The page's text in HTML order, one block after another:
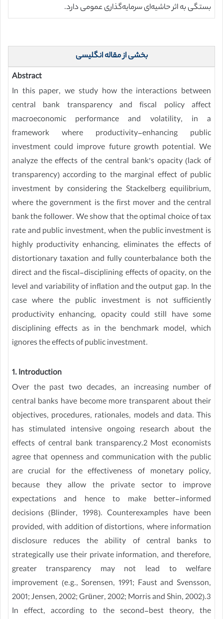
بستگی به اثر حاشیه‌ای سرمایه‌گذاری عمومی دارد.
بخشی از مقاله انگلیسی
Abstract
In this paper, we study how the interactions between
central bank transparency and fiscal policy affect
macroeconomic performance and volatility, in a
framework where productivity-enhancing public
investment could improve future growth potential. We
analyze the effects of the central bank’s opacity (lack of
transparency) according to the marginal effect of public
investment by considering the Stackelberg equilibrium,
where the government is the first mover and the central
bank the follower. We show that the optimal choice of tax
rate and public investment, when the public investment is
highly productivity enhancing, eliminates the effects of
distortionary taxation and fully counterbalance both the
direct and the fiscal-disciplining effects of opacity, on the
level and variability of inflation and the output gap. In the
case where the public investment is not sufficiently
productivity enhancing, opacity could still have some
disciplining effects as in the benchmark model, which
ignores the effects of public investment.
1. Introduction
Over the past two decades, an increasing number of
central banks have become more transparent about their
objectives, procedures, rationales, models and data. This
has stimulated intensive ongoing research about the
effects of central bank transparency.2 Most economists
agree that openness and communication with the public
are crucial for the effectiveness of monetary policy,
because they allow the private sector to improve
expectations and hence to make better-informed
decisions (Blinder, 1998). Counterexamples have been
provided, with addition of distortions, where information
disclosure reduces the ability of central banks to
strategically use their private information, and therefore,
greater transparency may not lead to welfare
improvement (e.g., Sorensen, 1991; Faust and Svensson,
2001; Jensen, 2002; Grüner, 2002; Morris and Shin, 2002).3
In effect, according to the second-best theory, the